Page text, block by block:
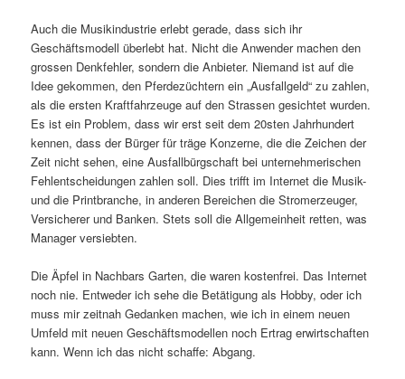
Auch die Musikindustrie erlebt gerade, dass sich ihr
Geschäftsmodell überlebt hat. Nicht die Anwender machen den
grossen Denkfehler, sondern die Anbieter. Niemand ist auf die
Idee gekommen, den Pferdezüchtern ein „Ausfallgeld“ zu zahlen,
als die ersten Kraftfahrzeuge auf den Strassen gesichtet wurden.
Es ist ein Problem, dass wir erst seit dem 20sten Jahrhundert
kennen, dass der Bürger für träge Konzerne, die die Zeichen der
Zeit nicht sehen, eine Ausfallbürgschaft bei unternehmerischen
Fehlentscheidungen zahlen soll. Dies trifft im Internet die Musik-
und die Printbranche, in anderen Bereichen die Stromerzeuger,
Versicherer und Banken. Stets soll die Allgemeinheit retten, was
Manager versiebten.
Die Äpfel in Nachbars Garten, die waren kostenfrei. Das Internet
noch nie. Entweder ich sehe die Betätigung als Hobby, oder ich
muss mir zeitnah Gedanken machen, wie ich in einem neuen
Umfeld mit neuen Geschäftsmodellen noch Ertrag erwirtschaften
kann. Wenn ich das nicht schaffe: Abgang.